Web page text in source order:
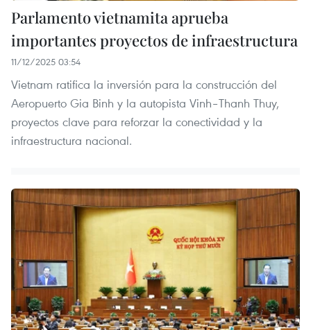
Parlamento vietnamita aprueba
importantes proyectos de infraestructura
11/12/2025 03:54
Vietnam ratifica la inversión para la construcción del
Aeropuerto Gia Binh y la autopista Vinh–Thanh Thuy,
proyectos clave para reforzar la conectividad y la
infraestructura nacional.